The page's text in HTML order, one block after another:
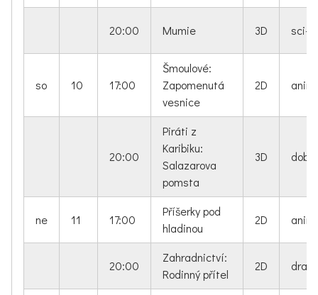
20:00 Mumie 3D sci-fi
so 10 17:00
Šmoulové:
Zapomenutá
vesnice
2D
20:00
Piráti z
Karibiku:
Salazarova
pomsta
3D
ne 11 17:00
Příšerky pod
hladinou
2D
20:00
Zahradnictví:
Rodinný přítel
2D